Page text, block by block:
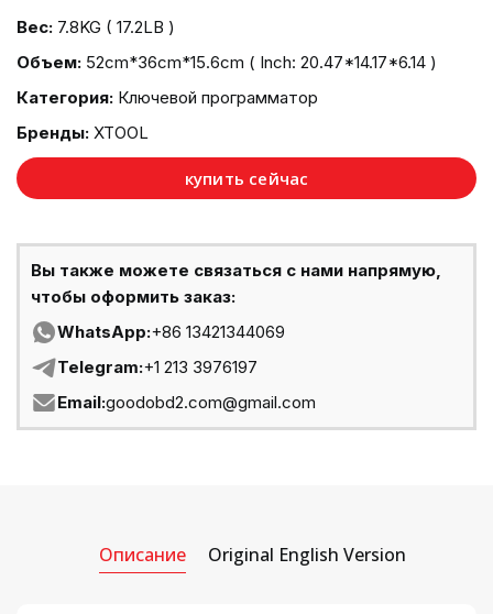
Вес: 7.8KG ( 17.2LB )
Объем: 52cm*36cm*15.6cm ( Inch: 20.47*14.17*6.14 )
Категория: Ключевой программатор
Бренды: XTOOL
купить сейчас
Вы также можете связаться с нами напрямую,
чтобы оформить заказ:
WhatsApp:+86 13421344069
Telegram:+1 213 3976197
Email:goodobd2.com@gmail.com
Описание Original English Version